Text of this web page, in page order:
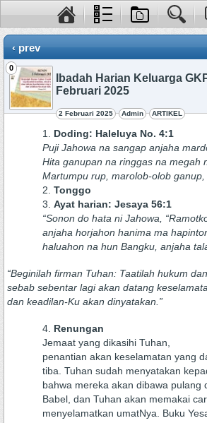
‹ prev
0
Ibadah Harian Keluarga
Februari 2025
2 Februari 2025 Admin ARTIKEL
Doding: Haleluya No. 4:1
Puji Jahowa na sangap anjaha
Hita ganupan na ringgas na megah
Martumpu rup, marolob-olob ganup,
Tonggo
Ayat harian: Jesaya 56:1
“Sonon do hata ni Jahowa,
anjaha horjahon hanima ma
haluahon na hun Bangku, anjaha
“Beginilah firman Tuhan: Taatilah hukum
sebab sebentar lagi akan datang
dan keadilan-Ku akan dinyatakan.”
Renungan
Jemaat yang dikasihi Tuhan,
penantian akan keselamatan yang
tiba. Tuhan sudah menyatakan
bahwa mereka akan dibawa pulang
Babel, dan Tuhan akan memakai
menyelamatkan umatNya. Buku